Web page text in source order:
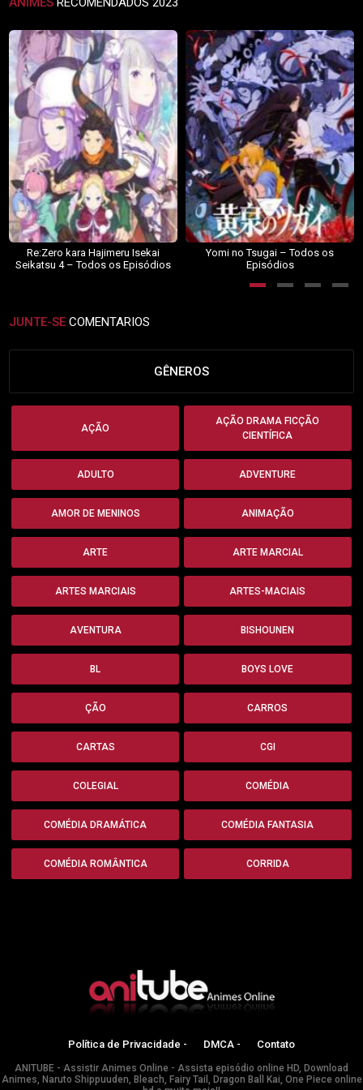
Re:Zero kara Hajimeru Isekai
Seikatsu 4 – Todos os Episódios
Yomi no Tsugai – Todos os
Episódios
JUNTE-SE COMENTARIOS
GÊNEROS
AÇÃO
AÇÃO DRAMA FICÇÃO
CIENTÍFICA
ADULTO ADVENTURE
AMOR DE MENINOS ANIMAÇÃO
ARTE ARTE MARCIAL
ARTES MARCIAIS ARTES-MACIAIS
AVENTURA BISHOUNEN
BL BOYS LOVE
ÇÃO CARROS
CARTAS CGI
COLEGIAL COMÉDIA
COMÉDIA DRAMÁTICA COMÉDIA FANTASIA
COMÉDIA ROMÂNTICA CORRIDA
Política de Privacidade - DMCA - Contato
ANITUBE - Assistir Animes Online - Assista episódio online HD, Download
Animes, Naruto Shippuuden, Bleach, Fairy Tail, Dragon Ball Kai, One Piece online